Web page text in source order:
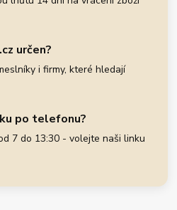
určen?
i firmy, které hledají
po telefonu?
7 do 13:30 - volejte naši linku